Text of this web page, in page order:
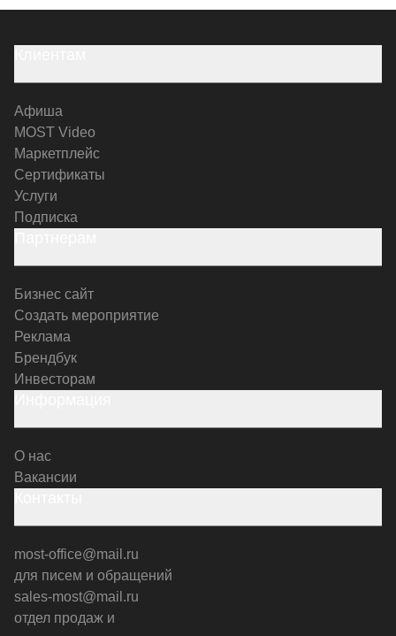
Афиша
MOST Video
Маркетплейс
Сертификаты
Услуги
Подписка
Бизнес сайт
Создать мероприятие
Реклама
Брендбук
Инвесторам
О нас
Вакансии
most-office@mail.ru
для писем и обращений
sales-most@mail.ru
отдел продаж и